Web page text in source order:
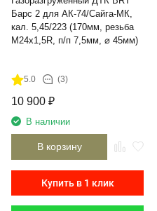
Барс 2 для АК-74/Сайга-МК,
кал. 5,45/223 (170мм, резьба
M24х1,5R, п/п 7,5мм, ⌀ 45мм)
5.0 (3)
10 900 ₽
В наличии
В корзину
Купить в 1 клик